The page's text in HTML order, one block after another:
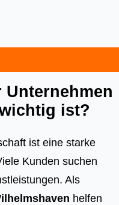
Unternehmen
ist?
ist eine starke
Kunden suchen
Als
helfen